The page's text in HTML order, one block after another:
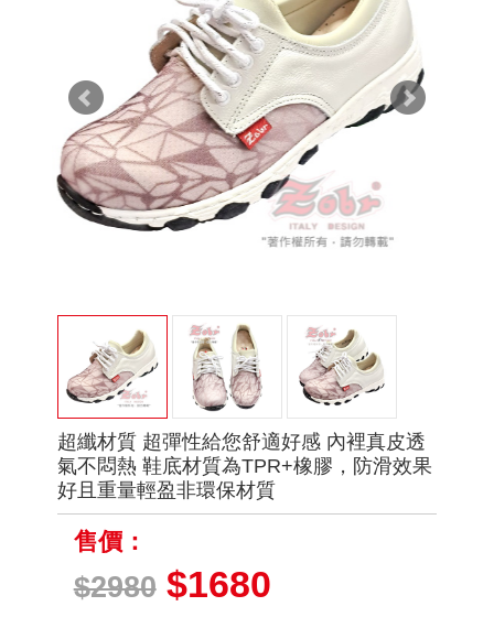
超纖材質 超彈性給您舒適好感 內裡真皮透
氣不悶熱 鞋底材質為TPR+橡膠，防滑效果
好且重量輕盈非環保材質
售價：
$2980$1680